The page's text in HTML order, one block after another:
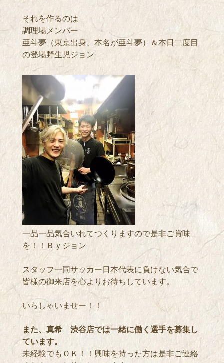
それを作るのは
調理場メンバー
亜斗夢（東京出身、本名が亜斗夢）＆本日二度目
の登場野生児ジョン
一品一品気合いれてつくりますので是非ご賞味
を！！Ｂｙジョン
スタッフ一同サッカー日本代表に負けない気合で
皆様の御来店を心よりお待ちしています。
いらしゃいませー！！
また、真希 渋谷店では一緒に働く選手を募集し
ています。
未経験でもＯＫ！！興味を持った方は是非ご連絡